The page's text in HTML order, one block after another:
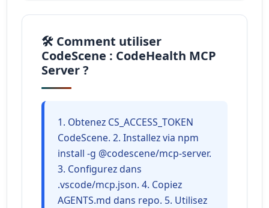
🛠️ Comment utiliser
CodeScene : CodeHealth MCP
Server ?
1. Obtenez CS_ACCESS_TOKEN
CodeScene. 2. Installez via npm
install -g @codescene/mcp-server.
3. Configurez dans
.vscode/mcp.json. 4. Copiez
AGENTS.md dans repo. 5. Utilisez